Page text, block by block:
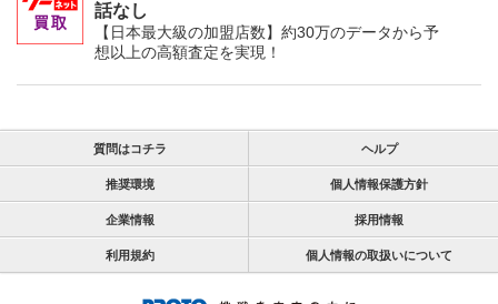
話なし
【日本最大級の加盟店数】約30万のデータから予
想以上の高額査定を実現！
質問はコチラ ヘルプ
推奨環境 個人情報保護方針
企業情報 採用情報
利用規約 個人情報の取扱いについて